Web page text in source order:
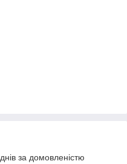
за домовленістю